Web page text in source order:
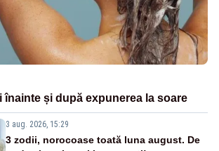
înainte și după expunerea la soare
3 aug. 2026, 15:29
3 zodii, norocoase toată luna august. De